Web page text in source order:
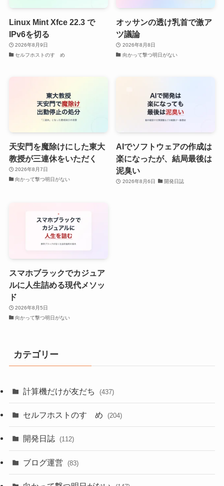
Linux Mint Xfce 22.3 で
IPv6を切る
2026年8月9日
セルフホストのすゝめ
オッサンの透け乳首で激ア
ツ議論
2026年8月8日
向かって撃つ明日がない
天安門を魔除けにした東大
教授が三連休をいただく
2026年8月7日
向かって撃つ明日がない
AIでソフトウェアの作成は
楽になったが、結局最後は
泥臭い
2026年8月6日 開発日誌
スマホブラックでカジュア
ルに人生詰める現代メソッ
ド
2026年8月5日
向かって撃つ明日がない
カテゴリー
計算機だけが友だち (437)
セルフホストのすゝめ (204)
開発日誌 (112)
ブログ運営 (83)